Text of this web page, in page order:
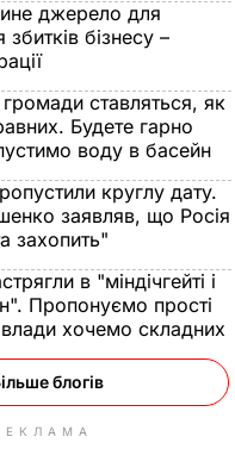
джерело для
бізнесу –
ставляться, як
Будете гарно
воду в басейн
круглу дату.
заявляв, що Росія
захопить"
в "міндічгейті і
Пропонуємо прості
хочемо складних
блогів